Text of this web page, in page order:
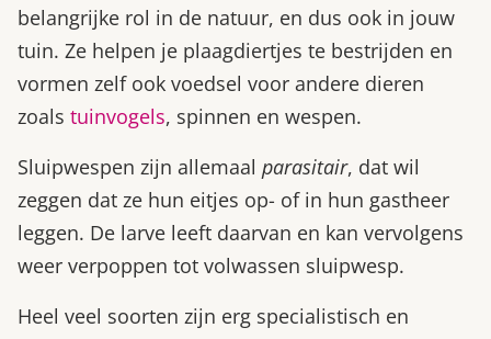
belangrijke rol in de natuur, en dus ook in jouw
tuin. Ze helpen je plaagdiertjes te bestrijden en
vormen zelf ook voedsel voor andere dieren
zoals tuinvogels, spinnen en wespen.
Sluipwespen zijn allemaal parasitair, dat wil
zeggen dat ze hun eitjes op- of in hun gastheer
leggen. De larve leeft daarvan en kan vervolgens
weer verpoppen tot volwassen sluipwesp.
Heel veel soorten zijn erg specialistisch en